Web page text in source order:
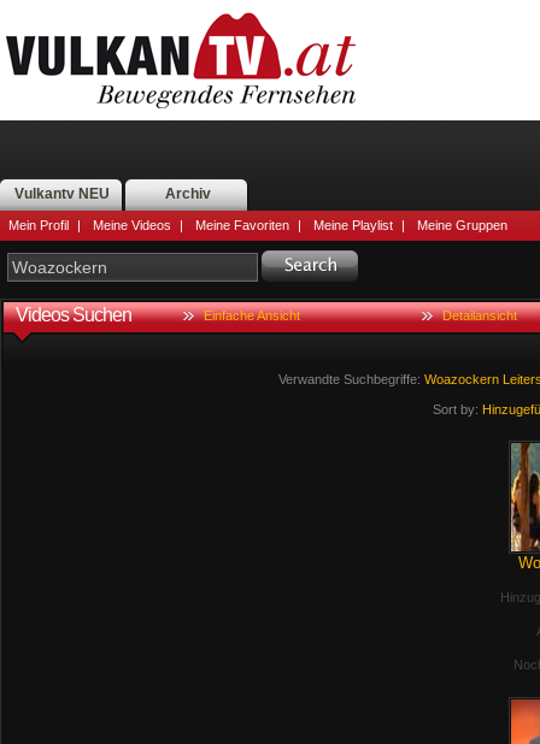
Vulkantv NEU Archiv
Mein Profil | Meine Videos | Meine Favoriten | Meine Playlist | Meine Gruppen
Videos Suchen Einfache Ansicht Detailansicht
Verwandte Suchbegriffe: Woazockern
Sort by: